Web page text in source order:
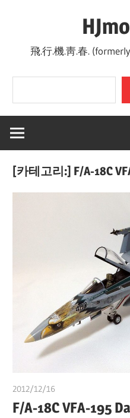
飛.行.機.靑.春.
[카테고리:] F/A-18C
2012/12/16
F/A-18C VFA-195